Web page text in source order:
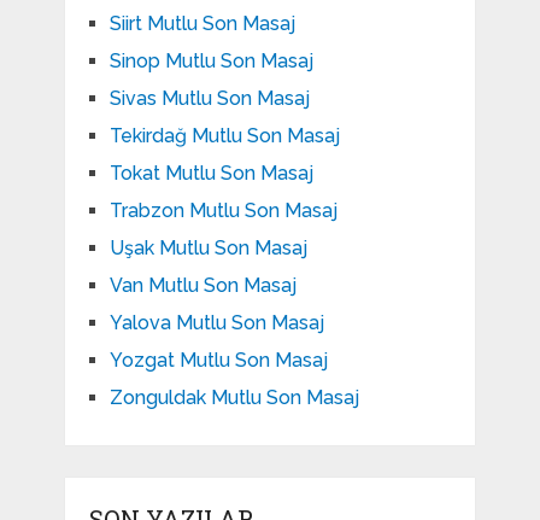
Siirt Mutlu Son Masaj
Sinop Mutlu Son Masaj
Sivas Mutlu Son Masaj
Tekirdağ Mutlu Son Masaj
Tokat Mutlu Son Masaj
Trabzon Mutlu Son Masaj
Uşak Mutlu Son Masaj
Van Mutlu Son Masaj
Yalova Mutlu Son Masaj
Yozgat Mutlu Son Masaj
Zonguldak Mutlu Son Masaj